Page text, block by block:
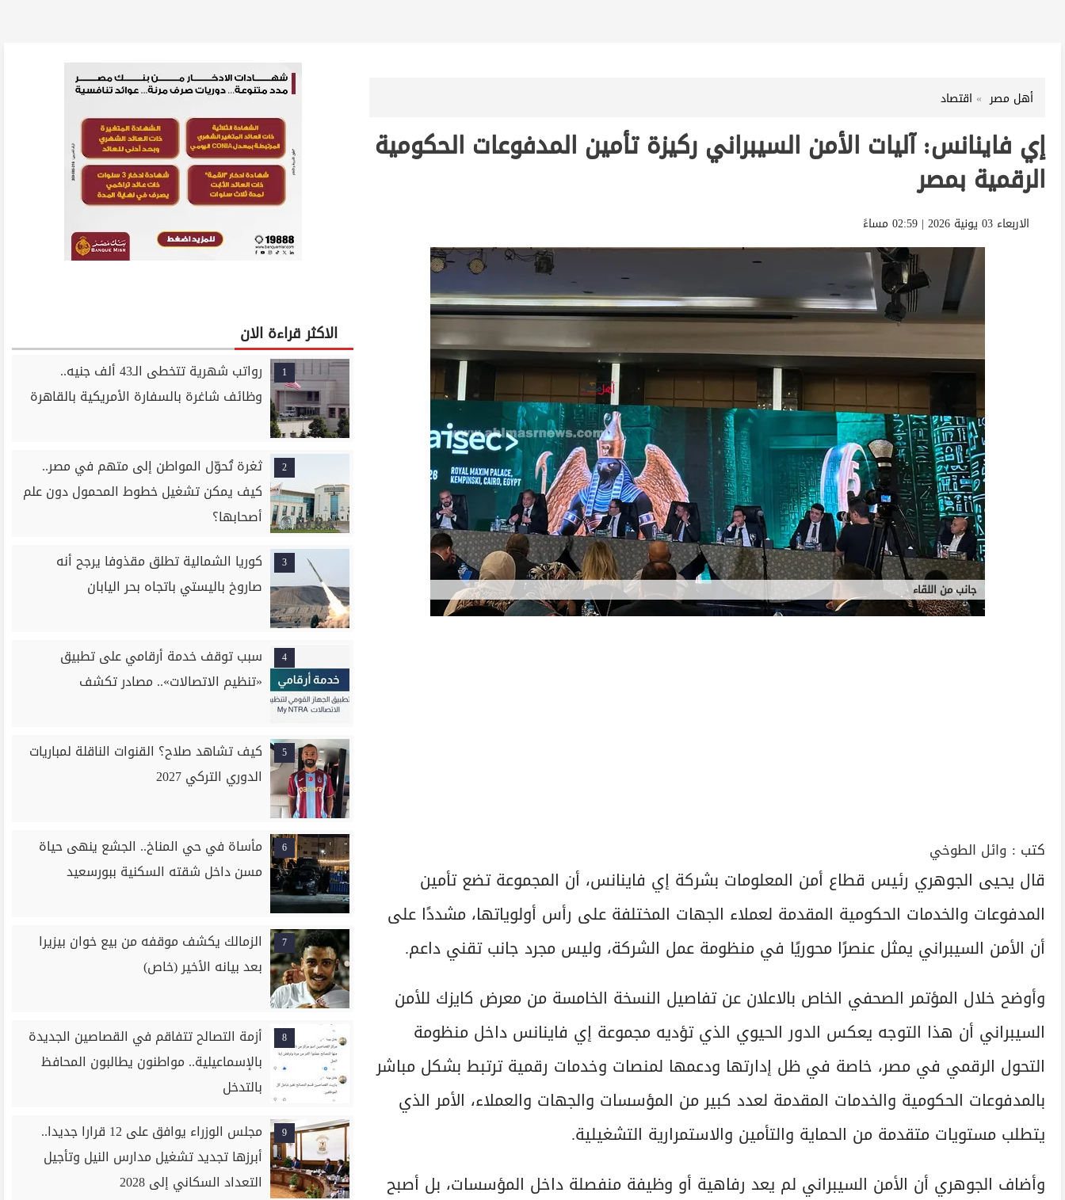
أهل مصر اقتصاد
إي فاينانس: آليات الأمن السيبراني ركيزة تأمين المدفوعات الحكومية
الرقمية بمصر
الاربعاء 03 يونية 2026 | 02:59 مساءً
جانب من اللقاء
كتب : وائل الطوخي
قال يحيى الجوهري رئيس قطاع أمن المعلومات بشركة إي فاينانس، أن المجموعة تضع تأمين
المدفوعات والخدمات الحكومية المقدمة لعملاء الجهات المختلفة على رأس أولوياتها، مشددًا على
أن الأمن السيبراني يمثل عنصرًا محوريًا في منظومة عمل الشركة، وليس مجرد جانب تقني داعم.
وأوضح خلال المؤتمر الصحفي الخاص بالاعلان عن تفاصيل النسخة الخامسة من معرض كايزك للأمن
السيبراني أن هذا التوجه يعكس الدور الحيوي الذي تؤديه مجموعة إي فاينانس داخل منظومة
التحول الرقمي في مصر، خاصة في ظل إدارتها ودعمها لمنصات وخدمات رقمية ترتبط بشكل مباشر
بالمدفوعات الحكومية والخدمات المقدمة لعدد كبير من المؤسسات والجهات والعملاء، الأمر الذي
يتطلب مستويات متقدمة من الحماية والتأمين والاستمرارية التشغيلية.
وأضاف الجوهري أن الأمن السيبراني لم يعد رفاهية أو وظيفة منفصلة داخل المؤسسات، بل أصبح
الاكثر قراءة الان
1
رواتب شهرية تتخطى الـ43 ألف جنيه..
وظائف شاغرة بالسفارة الأمريكية بالقاهرة
2
ثغرة تُحوّل المواطن إلى متهم في مصر..
كيف يمكن تشغيل خطوط المحمول دون علم
أصحابها؟
3
كوريا الشمالية تطلق مقذوفا يرجح أنه
صاروخ باليستي باتجاه بحر اليابان
4
سبب توقف خدمة أرقامي على تطبيق
«تنظيم الاتصالات».. مصادر تكشف
5
كيف تشاهد صلاح؟ القنوات الناقلة لمباريات
الدوري التركي 2027
6
مأساة في حي المناخ.. الجشع ينهى حياة
مسن داخل شقته السكنية ببورسعيد
7
الزمالك يكشف موقفه من بيع خوان بيزيرا
بعد بيانه الأخير (خاص)
8
أزمة التصالح تتفاقم في القصاصين الجديدة
بالإسماعيلية.. مواطنون يطالبون المحافظ
بالتدخل
9
مجلس الوزراء يوافق على 12 قرارا جديدا..
أبرزها تجديد تشغيل مدارس النيل وتأجيل
التعداد السكاني إلى 2028